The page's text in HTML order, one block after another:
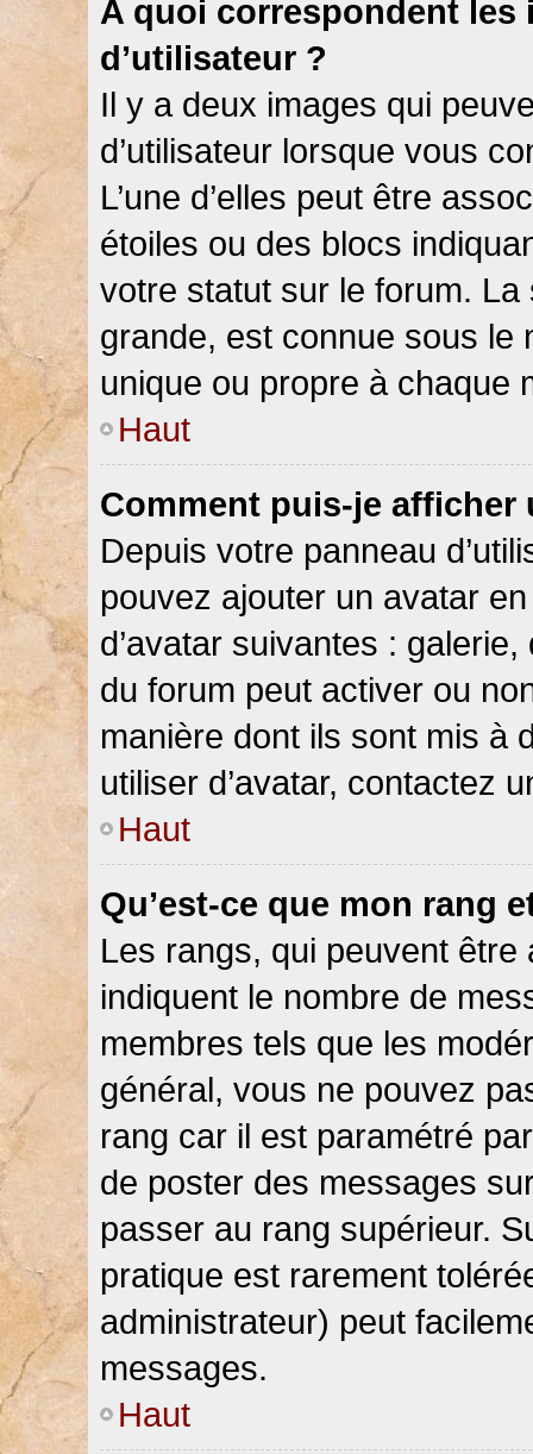
A quoi correspondent les
d’utilisateur ?
Il y a deux images qui
d’utilisateur lorsque vous
L’une d’elles peut être
étoiles ou des blocs
votre statut sur le forum.
grande, est connue sous le
unique ou propre à chaque
Haut
Comment puis-je afficher
Depuis votre panneau
pouvez ajouter un avatar
d’avatar suivantes :
du forum peut activer ou
manière dont ils sont mis à
utiliser d’avatar, contactez
Haut
Qu’est-ce que mon rang
Les rangs, qui peuvent être
indiquent le nombre de
membres tels que les
général, vous ne pouvez
rang car il est paramétré
de poster des messages
passer au rang supérieur.
pratique est rarement
administrateur) peut
messages.
Haut